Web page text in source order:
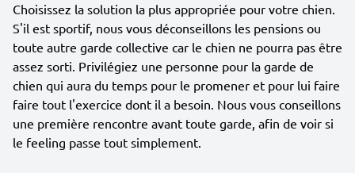
Choisissez la solution la plus appropriée pour votre chien.
S'il est sportif, nous vous déconseillons les pensions ou
toute autre garde collective car le chien ne pourra pas être
assez sorti. Privilégiez une personne pour la garde de
chien qui aura du temps pour le promener et pour lui faire
faire tout l'exercice dont il a besoin. Nous vous conseillons
une première rencontre avant toute garde, afin de voir si
le feeling passe tout simplement.